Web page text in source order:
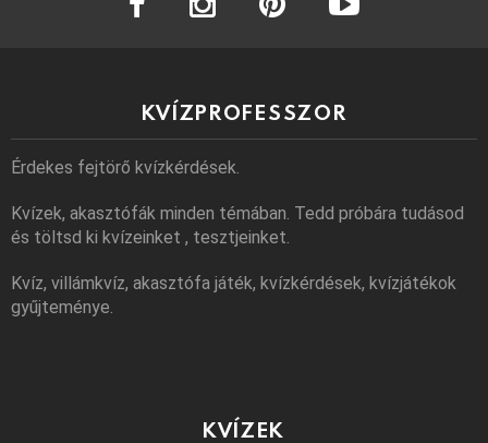
KVÍZPROFESSZOR
Érdekes fejtörő kvízkérdések.
Kvízek, akasztófák minden témában. Tedd próbára tudásod
és töltsd ki kvízeinket , tesztjeinket.
Kvíz, villámkvíz, akasztófa játék, kvízkérdések, kvízjátékok
gyűjteménye.
KVÍZEK